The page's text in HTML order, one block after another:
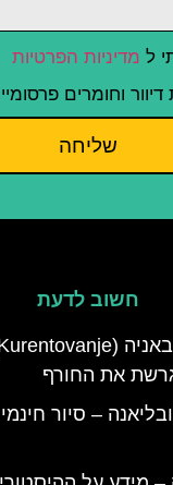
ל מדיניות הפרטיות
וחומרים
שליחה
חשוב לדעת
את החורף
– סיור